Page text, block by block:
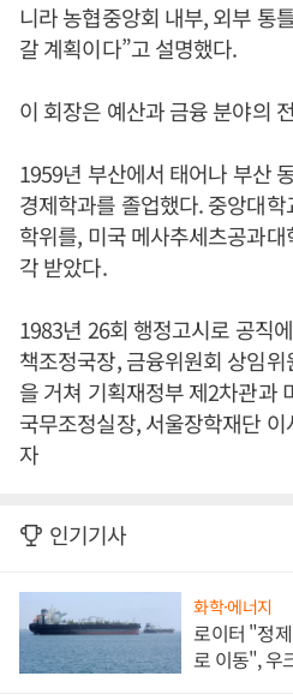
니라 농협중앙회 내부, 외부 통
갈 계획이다”고 설명했다.
이 회장은 예산과 금융 분야의
1959년 부산에서 태어나 부산
경제학과를 졸업했다. 중앙대
학위를, 미국 메사추세츠공과
각 받았다.
1983년 26회 행정고시로 공직
책조정국장, 금융위원회 상임
을 거쳐 기획재정부 제2차관과
국무조정실장, 서울장학재단
자
인기기사
화학·에너지
로이터 "정
로 이동", 우